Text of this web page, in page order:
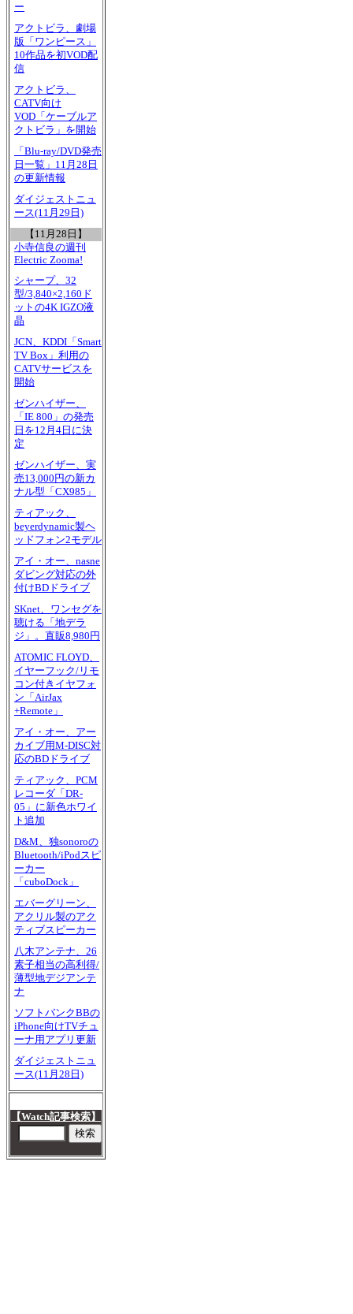
ー
アクトビラ、劇場
版「ワンピース」
10作品を初VOD配
信
アクトビラ、
CATV向け
VOD「ケーブルア
クトビラ」を開始
「Blu-ray/DVD発売
日一覧」11月28日
の更新情報
ダイジェストニュ
ース(11月29日)
【11月28日】
小寺信良の週刊
Electric Zooma!
シャープ、32
型/3,840×2,160ド
ットの4K IGZO液
晶
JCN、KDDI「Smart
TV Box」利用の
CATVサービスを
開始
ゼンハイザー、
「IE 800」の発売
日を12月4日に決
定
ゼンハイザー、実
売13,000円の新カ
ナル型「CX985」
ティアック、
beyerdynamic製ヘ
ッドフォン2モデル
アイ・オー、nasne
ダビング対応の外
付けBDドライブ
SKnet、ワンセグを
聴ける「地デラ
ジ」。直販8,980円
ATOMIC FLOYD、
イヤーフック/リモ
コン付きイヤフォ
ン「AirJax
+Remote」
アイ・オー、アー
カイブ用M-DISC対
応のBDドライブ
ティアック、PCM
レコーダ「DR-
05」に新色ホワイ
ト追加
D&M、独sonoroの
Bluetooth/iPodスピ
ーカー
「cuboDock」
エバーグリーン、
アクリル製のアク
ティブスピーカー
八木アンテナ、26
素子相当の高利得/
薄型地デジアンテ
ナ
ソフトバンクBBの
iPhone向けTVチュ
ーナ用アプリ更新
ダイジェストニュ
ース(11月28日)
【Watch記事検索】